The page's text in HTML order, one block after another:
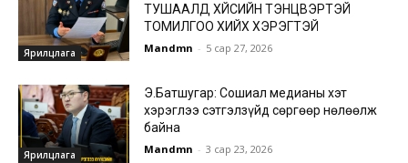
Ярилцлага
ТУШААЛД ХҮЙСИЙН ТЭНЦВЭРТЭЙ
ТОМИЛГОО ХИЙХ ХЭРЭГТЭЙ
Mandmn - 5 сар 27, 2026
Ярилцлага
Э.Батшугар: Сошиал медианы хэт
хэрэглээ сэтгэлзүйд сөргөөр нөлөөлж
байна
Mandmn - 3 сар 23, 2026